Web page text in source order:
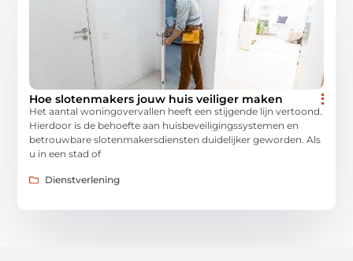
Hoe slotenmakers jouw huis veiliger maken
Het aantal woningovervallen heeft een stijgende lijn vertoond.
Hierdoor is de behoefte aan huisbeveiligingssystemen en
betrouwbare slotenmakersdiensten duidelijker geworden. Als
u in een stad of
Dienstverlening